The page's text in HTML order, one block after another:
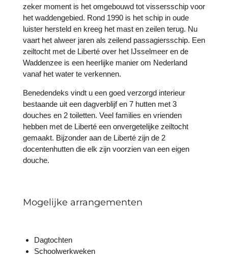
zeker moment is het omgebouwd tot vissersschip voor
het waddengebied. Rond 1990 is het schip in oude
luister hersteld en kreeg het mast en zeilen terug. Nu
vaart het alweer jaren als zeilend passagiersschip. Een
zeiltocht met de Liberté over het IJsselmeer en de
Waddenzee is een heerlijke manier om Nederland
vanaf het water te verkennen.
Benedendeks vindt u een goed verzorgd interieur
bestaande uit een dagverblijf en 7 hutten met 3
douches en 2 toiletten. Veel families en vrienden
hebben met de Liberté een onvergetelijke zeiltocht
gemaakt. Bijzonder aan de Liberté zijn de 2
docentenhutten die elk zijn voorzien van een eigen
douche.
Mogelijke arrangementen
Dagtochten
Schoolwerkweken